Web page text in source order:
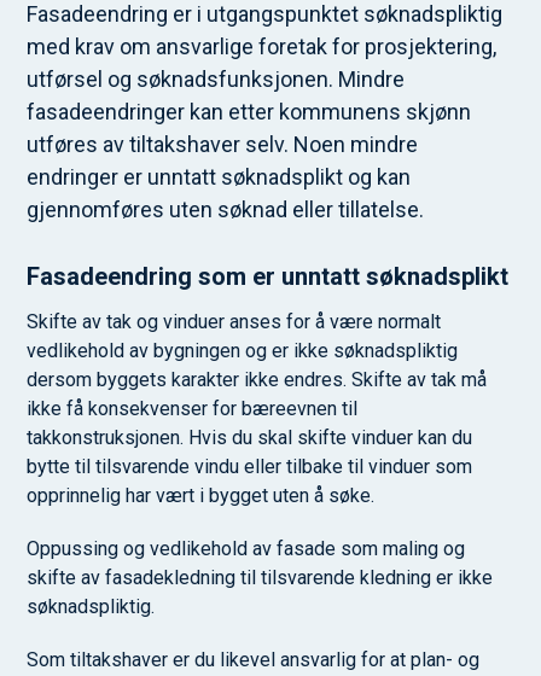
Fasadeendring er i utgangspunktet søknadspliktig
med krav om ansvarlige foretak for prosjektering,
utførsel og søknadsfunksjonen. Mindre
fasadeendringer kan etter kommunens skjønn
utføres av tiltakshaver selv. Noen mindre
endringer er unntatt søknadsplikt og kan
gjennomføres uten søknad eller tillatelse.
Fasadeendring som er unntatt søknadsplikt
Skifte av tak og vinduer anses for å være normalt
vedlikehold av bygningen og er ikke søknadspliktig
dersom byggets karakter ikke endres. Skifte av tak må
ikke få konsekvenser for bæreevnen til
takkonstruksjonen. Hvis du skal skifte vinduer kan du
bytte til tilsvarende vindu eller tilbake til vinduer som
opprinnelig har vært i bygget uten å søke.
Oppussing og vedlikehold av fasade som maling og
skifte av fasadekledning til tilsvarende kledning er ikke
søknadspliktig.
Som tiltakshaver er du likevel ansvarlig for at plan- og